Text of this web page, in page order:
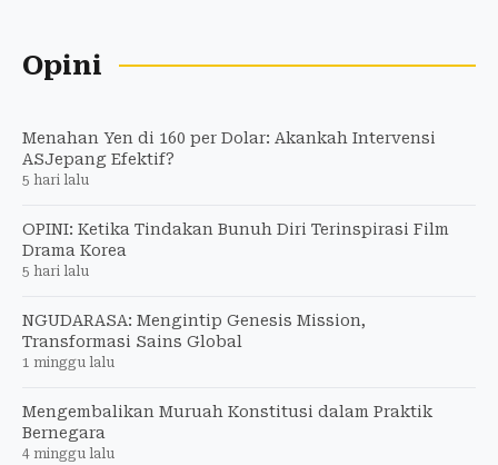
Opini
Menahan Yen di 160 per Dolar: Akankah Intervensi
ASJepang Efektif?
5 hari lalu
OPINI: Ketika Tindakan Bunuh Diri Terinspirasi Film
Drama Korea
5 hari lalu
NGUDARASA: Mengintip Genesis Mission,
Transformasi Sains Global
1 minggu lalu
Mengembalikan Muruah Konstitusi dalam Praktik
Bernegara
4 minggu lalu